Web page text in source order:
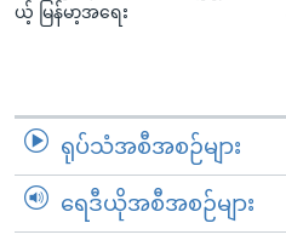
ယ့် မြန်မာ့အရေး
ရုပ်သံအစီအစဉ်များ
ရေဒီယိုအစီအစဉ်များ